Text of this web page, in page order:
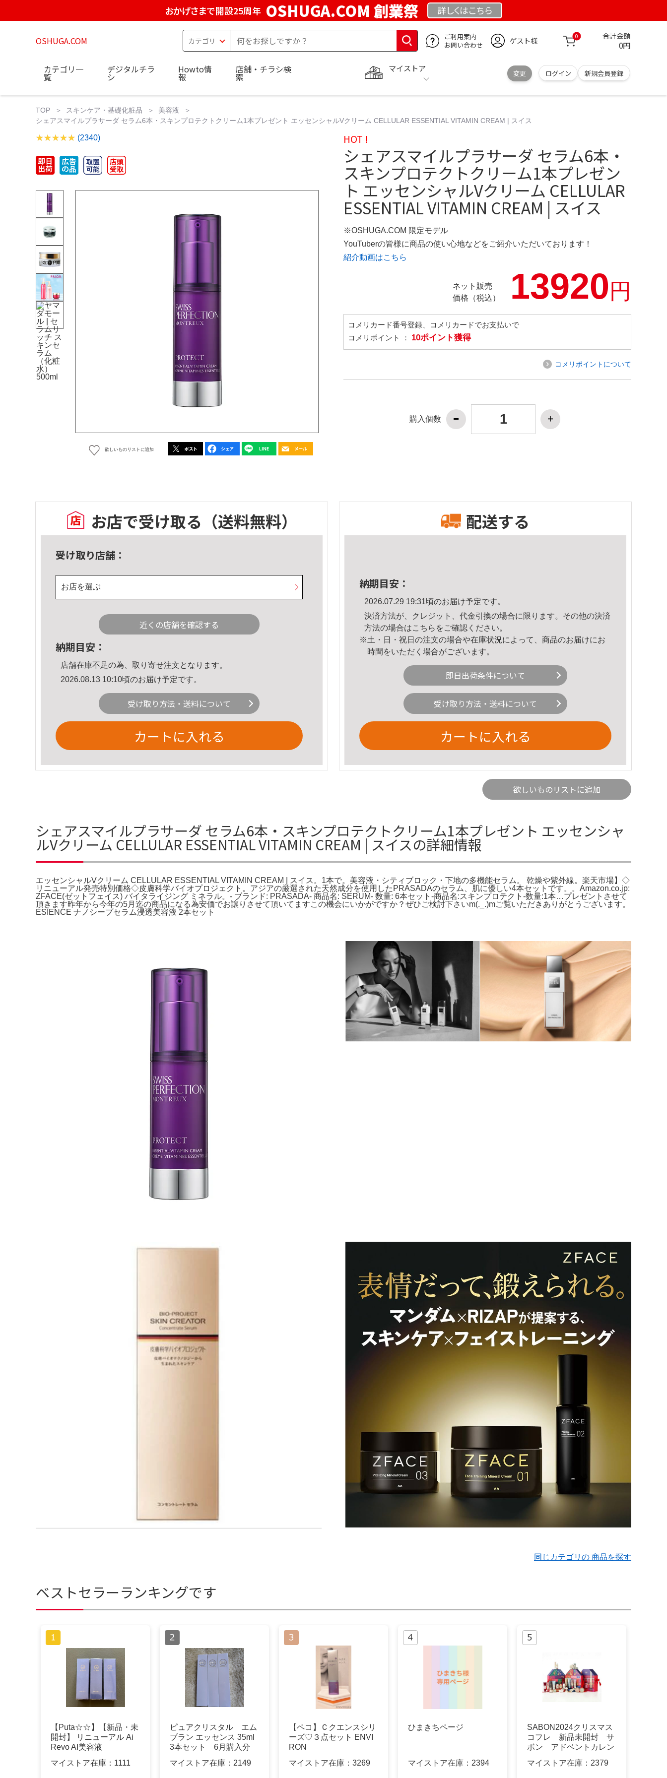
おかげさまで開設25周年 OSHUGA.COM 創業祭 詳しくはこちら
OSHUGA.COM
ご利用案内
お問い合わせ
ゲスト様 0 合計金額
0円
マイストア
変更 ログイン 新規会員登録
カテゴリ一
覧
デジタルチラ
シ
Howto情
報
店舗・チラシ検
索
TOP スキンケア・基礎化粧品
美容液
シェアスマイルプラサーダ セラム6本・スキンプロテクトクリーム1本プレゼント エッセンシャルVクリーム CELLULAR ESSENTIAL VITAMIN CREAM | スイス
(2340)
欲しいものリストに追加
HOT !
シェアスマイルプラサーダ セラム6本・
スキンプロテクトクリーム1本プレゼン
ト エッセンシャルVクリーム CELLULAR
ESSENTIAL VITAMIN CREAM | スイス
※OSHUGA.COM 限定モデル
YouTuberの皆様に商品の使い心地などをご紹介いただいております！
紹介動画はこちら
ネット販売
価格（税込）
13920円
コメリカード番号登録、コメリカードでお支払いで
コメリポイント ： 10ポイント獲得
コメリポイントについて
購入個数
お店で受け取る （送料無料）
受け取り店舗：
お店を選ぶ
近くの店舗を確認する
納期目安：
店舗在庫不足の為、取り寄せ注文となります。
2026.08.13 10:10頃のお届け予定です。
受け取り方法・送料について
カートに入れる
配送する
納期目安：
2026.07.29 19:31頃のお届け予定です。
決済方法が、クレジット、代金引換の場合に限ります。その他の決済
方法の場合はこちら をご確認ください。
※土・日・祝日の注文の場合や在庫状況によって、商品のお届けにお
時間をいただく場合がございます。
即日出荷条件について
受け取り方法・送料について
カートに入れる
欲しいものリストに追加
シェアスマイルプラサーダ セラム6本・スキンプロテクトクリーム1本プレゼント エッセンシャ
ルVクリーム CELLULAR ESSENTIAL VITAMIN CREAM | スイスの詳細情報
エッセンシャルVクリーム CELLULAR ESSENTIAL VITAMIN CREAM | スイス。1本で。美容液・シティブロック・下地の多機能セラム。 乾燥や紫外線。楽天市場】◇
リニューアル発売特別価格◇皮膚科学バイオプロジェクト。アジアの厳選された天然成分を使用したPRASADAのセラム、肌に優しい4本セットです。。Amazon.co.jp:
ZFACE(ゼットフェイス) バイタライジング ミネラル。- ブランド: PRASADA- 商品名: SERUM- 数量: 6本セット-商品名:スキンプロテクト-数量:1本…プレゼントさせて
頂きます昨年から今年の5月迄の商品になる為安価でお譲りさせて頂いてますこの機会にいかがですか？ぜひご検討下さいm(._.)mご覧いただきありがとうございます。
ESIENCE ナノシープセラム浸透美容液 2本セット
同じカテゴリの 商品を探す
ベストセラーランキングです
【Puta☆☆】【新品・未
開封】 リニューアル Ai
Revo AI美容液
マイストア在庫： 1111
ピュアクリスタル エム
ブラン エッセンス 35ml
3本セット 6月購入分
マイストア在庫： 2149
【ペコ】Ｃクエンスシリ
ーズ♡３点セット ENVI
RON
マイストア在庫： 3269
ひまきちページ
マイストア在庫： 2394
SABON2024クリスマス
コフレ 新品未開封 サ
ボン アドベントカレン
マイストア在庫： 2379